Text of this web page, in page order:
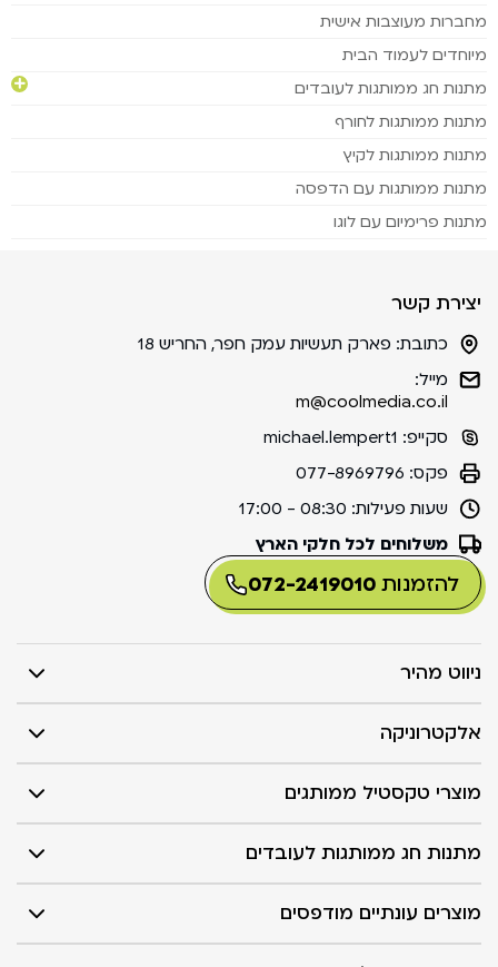
מחברות מעוצבות אישית
מיוחדים לעמוד הבית
מתנות חג ממותגות לעובדים
מתנות ממותגות לחורף
מתנות ממותגות לקיץ
מתנות ממותגות עם הדפסה
מתנות פרימיום עם לוגו
יצירת קשר
כתובת: פארק תעשיות עמק חפר, החריש 18
מייל:
m@coolmedia.co.il
סקייפ: michael.lempert1
פקס: 077-8969796
שעות פעילות: 08:30 - 17:00
משלוחים לכל חלקי הארץ
להזמנות072-2419010
ניווט מהיר
אלקטרוניקה
מוצרי טקסטיל ממותגים
מתנות חג ממותגות לעובדים
מוצרים עונתיים מודפסים